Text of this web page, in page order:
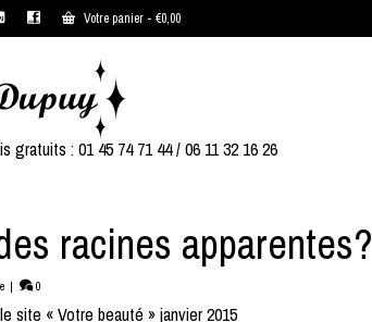
Votre panier - €0,00
gratuits : 01 45 74 71 44 / 06 11 32 16 26
racines apparentes?
| 0
site « Votre beauté » janvier 2015